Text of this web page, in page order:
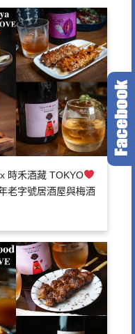
時禾酒藏 TOKYO
老字號居酒屋與梅酒